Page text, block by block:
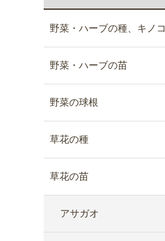
野菜・ハーブの種、キノコ
野菜・ハーブの苗
野菜の球根
草花の種
草花の苗
アサガオ